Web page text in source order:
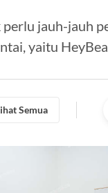
jauh-jauh
yaitu
Semua